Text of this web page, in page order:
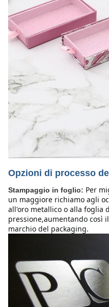
Opzioni di processo
Stampaggio in foglio: Per
un maggiore richiamo agli
all'oro metallico o alla foglia
pressione,aumentando così
marchio del packaging.